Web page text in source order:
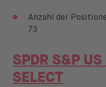
Anzahl der
73
SPDR S&P
SELECT